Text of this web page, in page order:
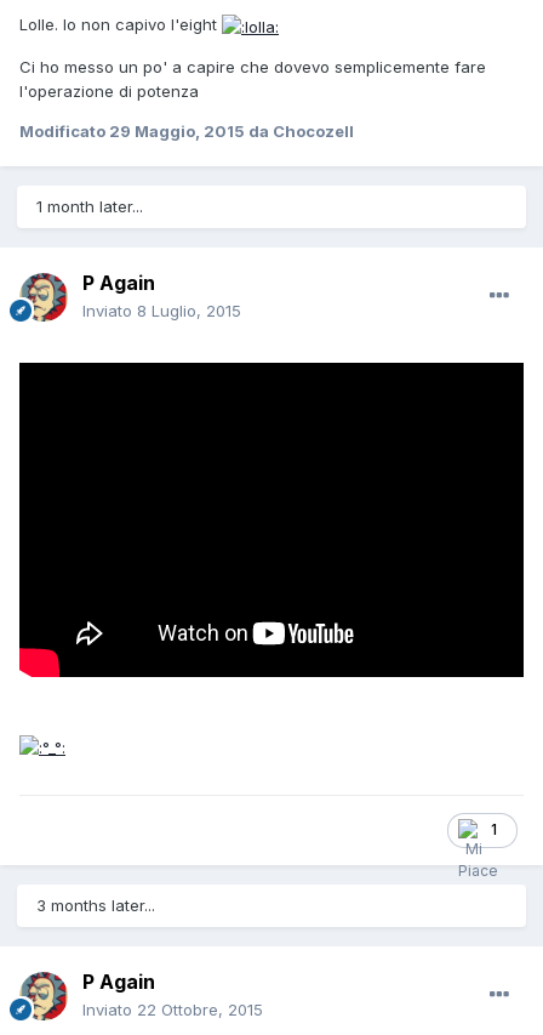
Lolle. Io non capivo l'eight
Ci ho messo un po' a capire che dovevo semplicemente fare
l'operazione di potenza
Modificato 29 Maggio, 2015 da Chocozell
1 month later...
P Again
Inviato 8 Luglio, 2015
1
3 months later...
P Again
Inviato 22 Ottobre, 2015